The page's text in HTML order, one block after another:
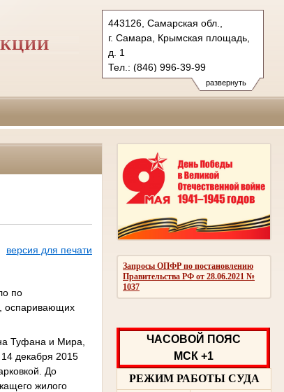
развернуть
443126, Самарская обл.,
г. Самара, Крымская площадь,
д. 1
Тел.: (846) 996-39-99
6kas@sudrf.ru
схема проезда
Запросы ОПФР по постановлению
Правительства РФ от 28.06.2021 №
1037
ЧАСОВОЙ ПОЯС
МСК +1
РЕЖИМ РАБОТЫ СУДА
версия для печати
по
оспаривающих
Туфана и Мира,
декабря 2015
До
жилого